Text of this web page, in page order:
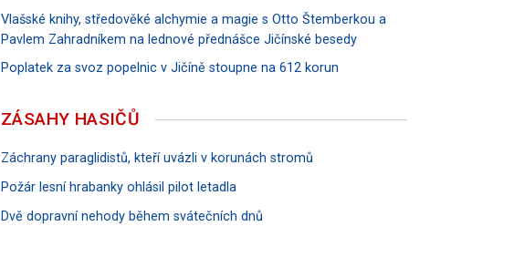
Vlašské knihy, středověké alchymie a magie s Otto Štemberkou a
Pavlem Zahradníkem na lednové přednášce Jičínské besedy
Poplatek za svoz popelnic v Jičíně stoupne na 612 korun
ZÁSAHY HASIČŮ
Záchrany paraglidistů, kteří uvázli v korunách stromů
Požár lesní hrabanky ohlásil pilot letadla
Dvě dopravní nehody během svátečních dnů